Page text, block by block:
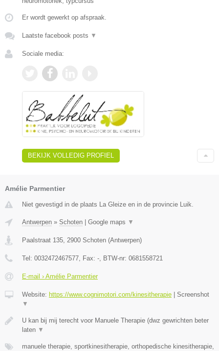
Er wordt gewerkt op afspraak.
Laatste facebook posts ▼
Sociale media:
BEKIJK VOLLEDIG PROFIEL
Amélie Parmentier
Niet gevestigd in de plaats La Gleize en in de provincie Luik.
Antwerpen » Schoten Google maps ▼
Paalstraat 135, 2900 Schoten (Antwerpen)
Tel: 0032472467577, Fax: -, BTW-nr: 0681558721
E-mail › Amélie Parmentier
Website: https://www.cognimotori.com/kinesitherapie
Screenshot
▼
U kan bij mij terecht voor Manuele Therapie (dwz gewrichten beter
laten ▼
manuele therapie, sportkinesitherapie, orthopedische kinesitherapie,